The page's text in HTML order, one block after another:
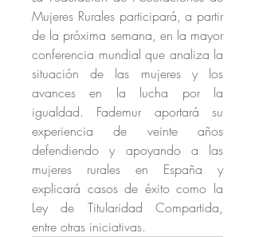
Mujeres Rurales participará, a partir
de la próxima semana, en la mayor
conferencia mundial que analiza la
situación de las mujeres y los
avances en la lucha por la
igualdad. Fademur aportará su
experiencia de veinte años
defendiendo y apoyando a las
mujeres rurales en España y
explicará casos de éxito como la
Ley de Titularidad Compartida,
entre otras iniciativas.